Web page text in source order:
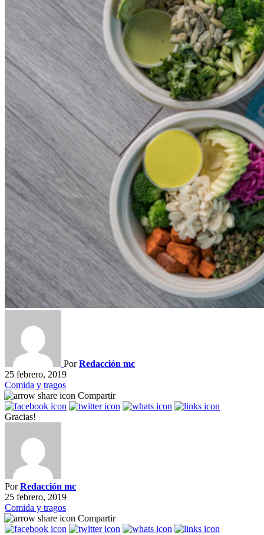
PorRedacción mc
25 febrero, 2019
Comida y tragos
Compartir
Gracias!
PorRedacción mc
25 febrero, 2019
Comida y tragos
Compartir